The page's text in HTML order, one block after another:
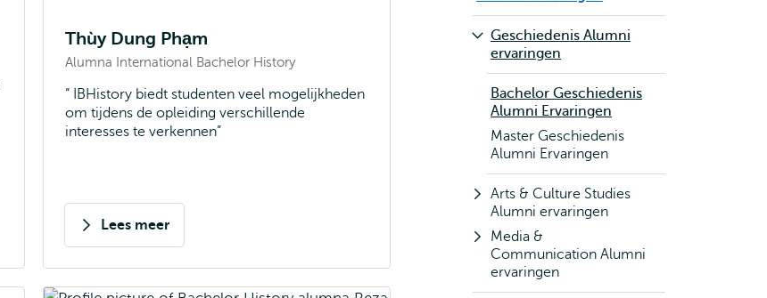
Thùy Dung Phạm
Alumna International Bachelor History
IBHistory biedt studenten veel mogelijkheden
om tijdens de opleiding verschillende
interesses te verkennen
Lees meer
over
Thùy
Dung
Geschiedenis Alumni
ervaringen
Bachelor Geschiedenis
Alumni Ervaringen
Master Geschiedenis
Alumni Ervaringen
Arts & Culture Studies
Alumni ervaringen
Media &
Communication Alumni
ervaringen